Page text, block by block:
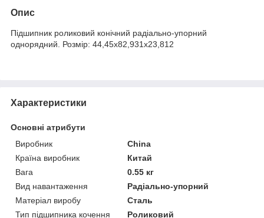
Опис
Підшипник роликовий конічний радіально-упорний
однорядний. Розмір: 44,45х82,931х23,812
Характеристики
Основні атрибути
Виробник
China
Країна виробник
Китай
Вага
0.55 кг
Вид навантаження
Радіально-упорний
Матеріал виробу
Сталь
Тип підшипника кочення
Роликовий